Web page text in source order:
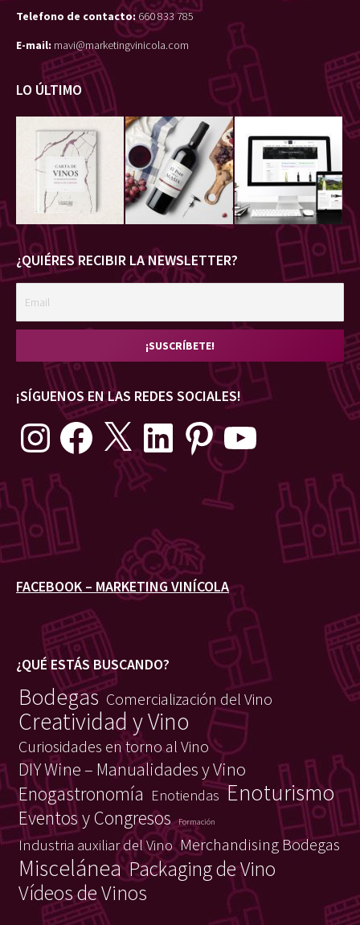
Telefono de contacto:660 833 785
E-mail: mavi@marketingvinicola.com
LO ÚLTIMO
¿QUIÉRES RECIBIR LA NEWSLETTER?
¡SÍGUENOS EN LAS REDES SOCIALES!
Instagram Facebook LinkedIn PinterestYouTube
FACEBOOK – MARKETING VINÍCOLA
¿QUÉ ESTÁS BUSCANDO?
Bodegas Comercialización del Vino
Creatividad y Vino
Curiosidades en torno al Vino
DIY Wine – Manualidades y Vino
Enogastronomía Enotiendas Enoturismo
Eventos y Congresos Formación
Industria auxiliar del Vino Merchandising Bodegas
Miscelánea Packaging de Vino
Vídeos de Vinos